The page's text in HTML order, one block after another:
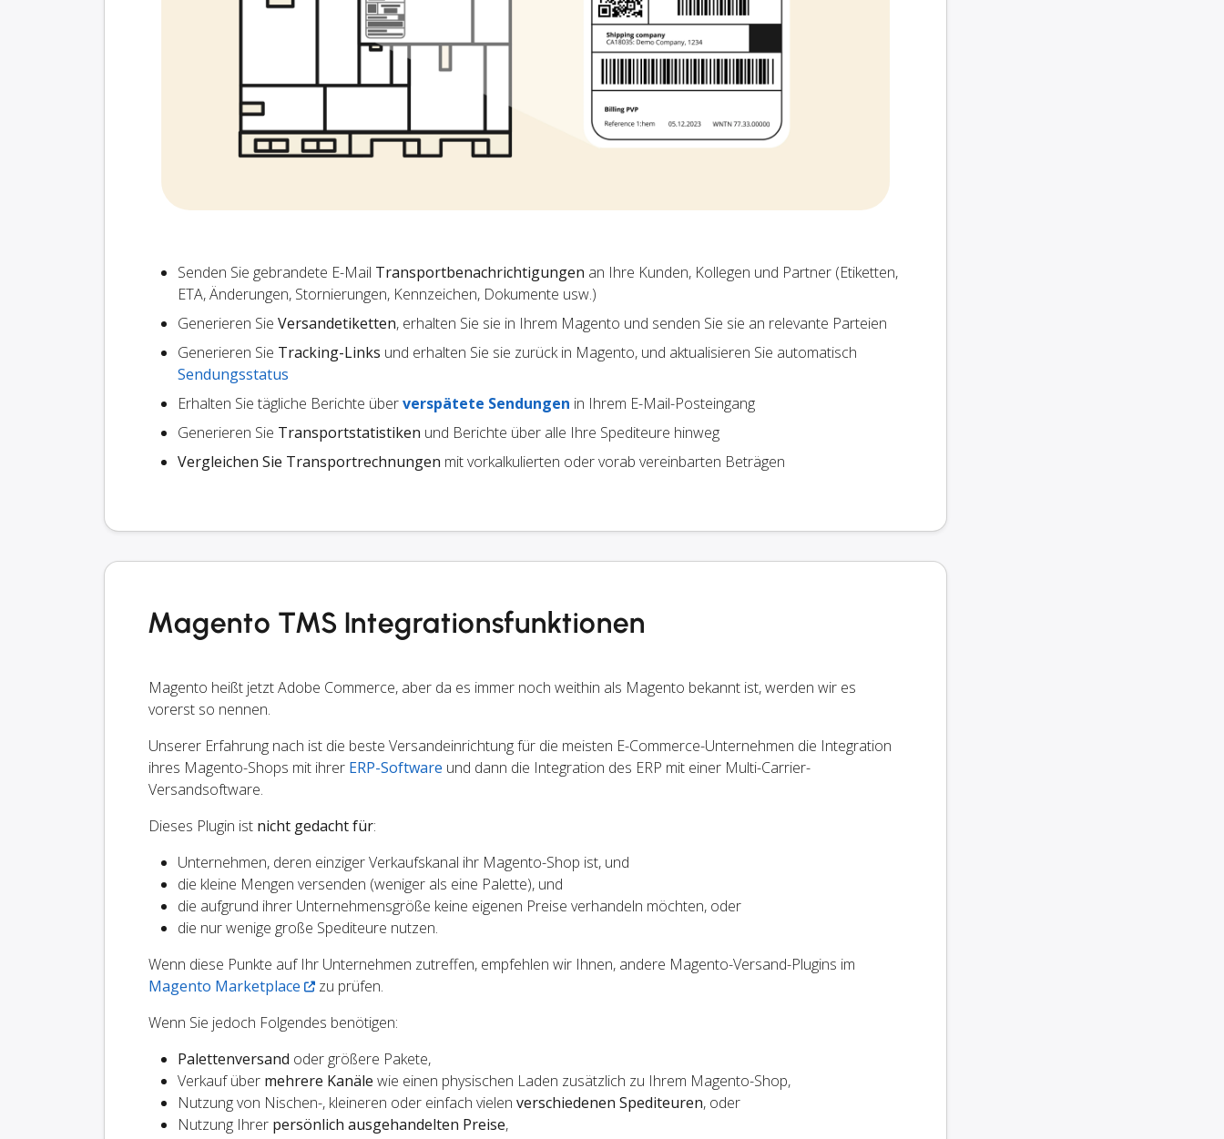
Senden Sie gebrandete E-Mail Transportbenachrichtigungen an Ihre Kunden, Kollegen und Partner (Etiketten,
ETA, Änderungen, Stornierungen, Kennzeichen, Dokumente usw.)
Generieren Sie Versandetiketten, erhalten Sie sie in Ihrem Magento und senden Sie sie an relevante Parteien
Generieren Sie Tracking-Links und erhalten Sie sie zurück in Magento, und aktualisieren Sie automatisch
Sendungsstatus
Erhalten Sie tägliche Berichte überverspätete Sendungen in Ihrem E-Mail-Posteingang
Generieren Sie Transportstatistiken und Berichte über alle Ihre Spediteure hinweg
Vergleichen Sie Transportrechnungen mit vorkalkulierten oder vorab vereinbarten Beträgen
Magento TMS Integrationsfunktionen
Magento heißt jetzt Adobe Commerce, aber da es immer noch weithin als Magento bekannt ist, werden wir es
vorerst so nennen.
Unserer Erfahrung nach ist die beste Versandeinrichtung für die meisten E-Commerce-Unternehmen die Integration
ihres Magento-Shops mit ihrer ERP-Software und dann die Integration des ERP mit einer Multi-Carrier-
Versandsoftware.
Dieses Plugin ist nicht gedacht für:
Unternehmen, deren einziger Verkaufskanal ihr Magento-Shop ist, und
die kleine Mengen versenden (weniger als eine Palette), und
die aufgrund ihrer Unternehmensgröße keine eigenen Preise verhandeln möchten, oder
die nur wenige große Spediteure nutzen.
Wenn diese Punkte auf Ihr Unternehmen zutreffen, empfehlen wir Ihnen, andere Magento-Versand-Plugins im
Magento Marketplace
zu prüfen.
Wenn Sie jedoch Folgendes benötigen:
Palettenversand oder größere Pakete,
Verkauf über mehrere Kanäle wie einen physischen Laden zusätzlich zu Ihrem Magento-Shop,
Nutzung von Nischen-, kleineren oder einfach vielen verschiedenen Spediteuren, oder
Nutzung Ihrer persönlich ausgehandelten Preise,